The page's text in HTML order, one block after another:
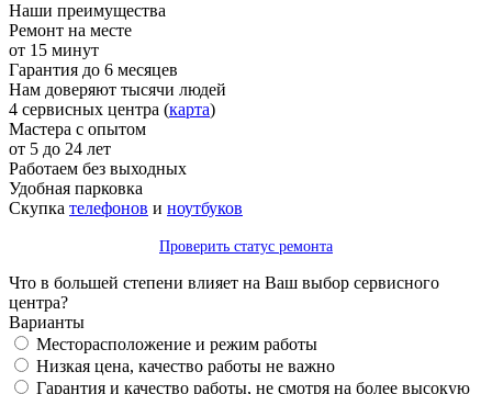
Наши преимущества
Ремонт на месте
от 15 минут
Гарантия до 6 месяцев
Нам доверяют тысячи людей
4 сервисных центра (карта)
Мастера с опытом
от 5 до 24 лет
Работаем без выходных
Удобная парковка
Скупка телефонов и ноутбуков
Проверить статус ремонта
Что в большей степени влияет на Ваш выбор сервисного
центра?
Варианты
Месторасположение и режим работы
Низкая цена, качество работы не важно
Гарантия и качество работы, не смотря на более высокую